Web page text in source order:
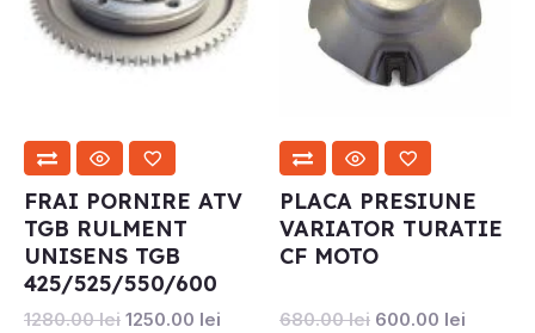
FRAI PORNIRE ATV
TGB RULMENT
UNISENS TGB
425/525/550/600
1280.00lei 1250.00 lei
PLACA PRESIUNE
VARIATOR TURATIE
CF MOTO
680.00lei 600.00 lei